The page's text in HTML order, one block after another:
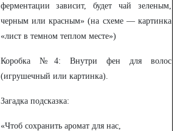
ферментации зависит, будет чай зеленым,
черным или красным» (на схеме — картинка
«лист в темном теплом месте»)
Коробка №4: Внутри фен для волос
(игрушечный или картинка).
Загадка подсказка:
«Чтоб сохранить аромат для нас,